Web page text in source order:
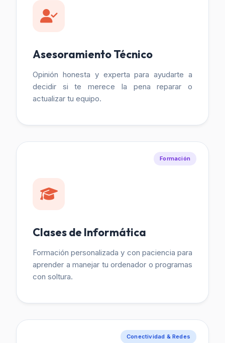
Asesoramiento Técnico
Opinión honesta y experta para ayudarte a
decidir si te merece la pena reparar o
actualizar tu equipo.
Formación
Clases de Informática
Formación personalizada y con paciencia para
aprender a manejar tu ordenador o programas
con soltura.
Conectividad & Redes